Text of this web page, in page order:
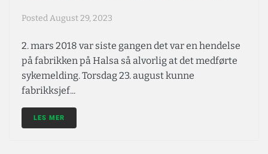
PostedAugust 29, 2023
2. mars 2018 var siste gangen det var en hendelse
på fabrikken på Halsa så alvorlig at det medførte
sykemelding. Torsdag 23. august kunne
fabrikksjef...
LES MER